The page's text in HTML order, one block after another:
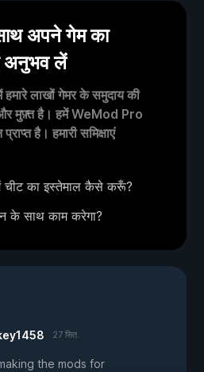
अपने गेम का
अनुभव लें
लाखों गेमर के समुदाय की
मुफ़्त है। हमें WeMod Pro
है। हमारी समिक्षाएं
का इस्तेमाल कैसे करूँ?
के साथ काम करेगा?
27 सित.
the mods for